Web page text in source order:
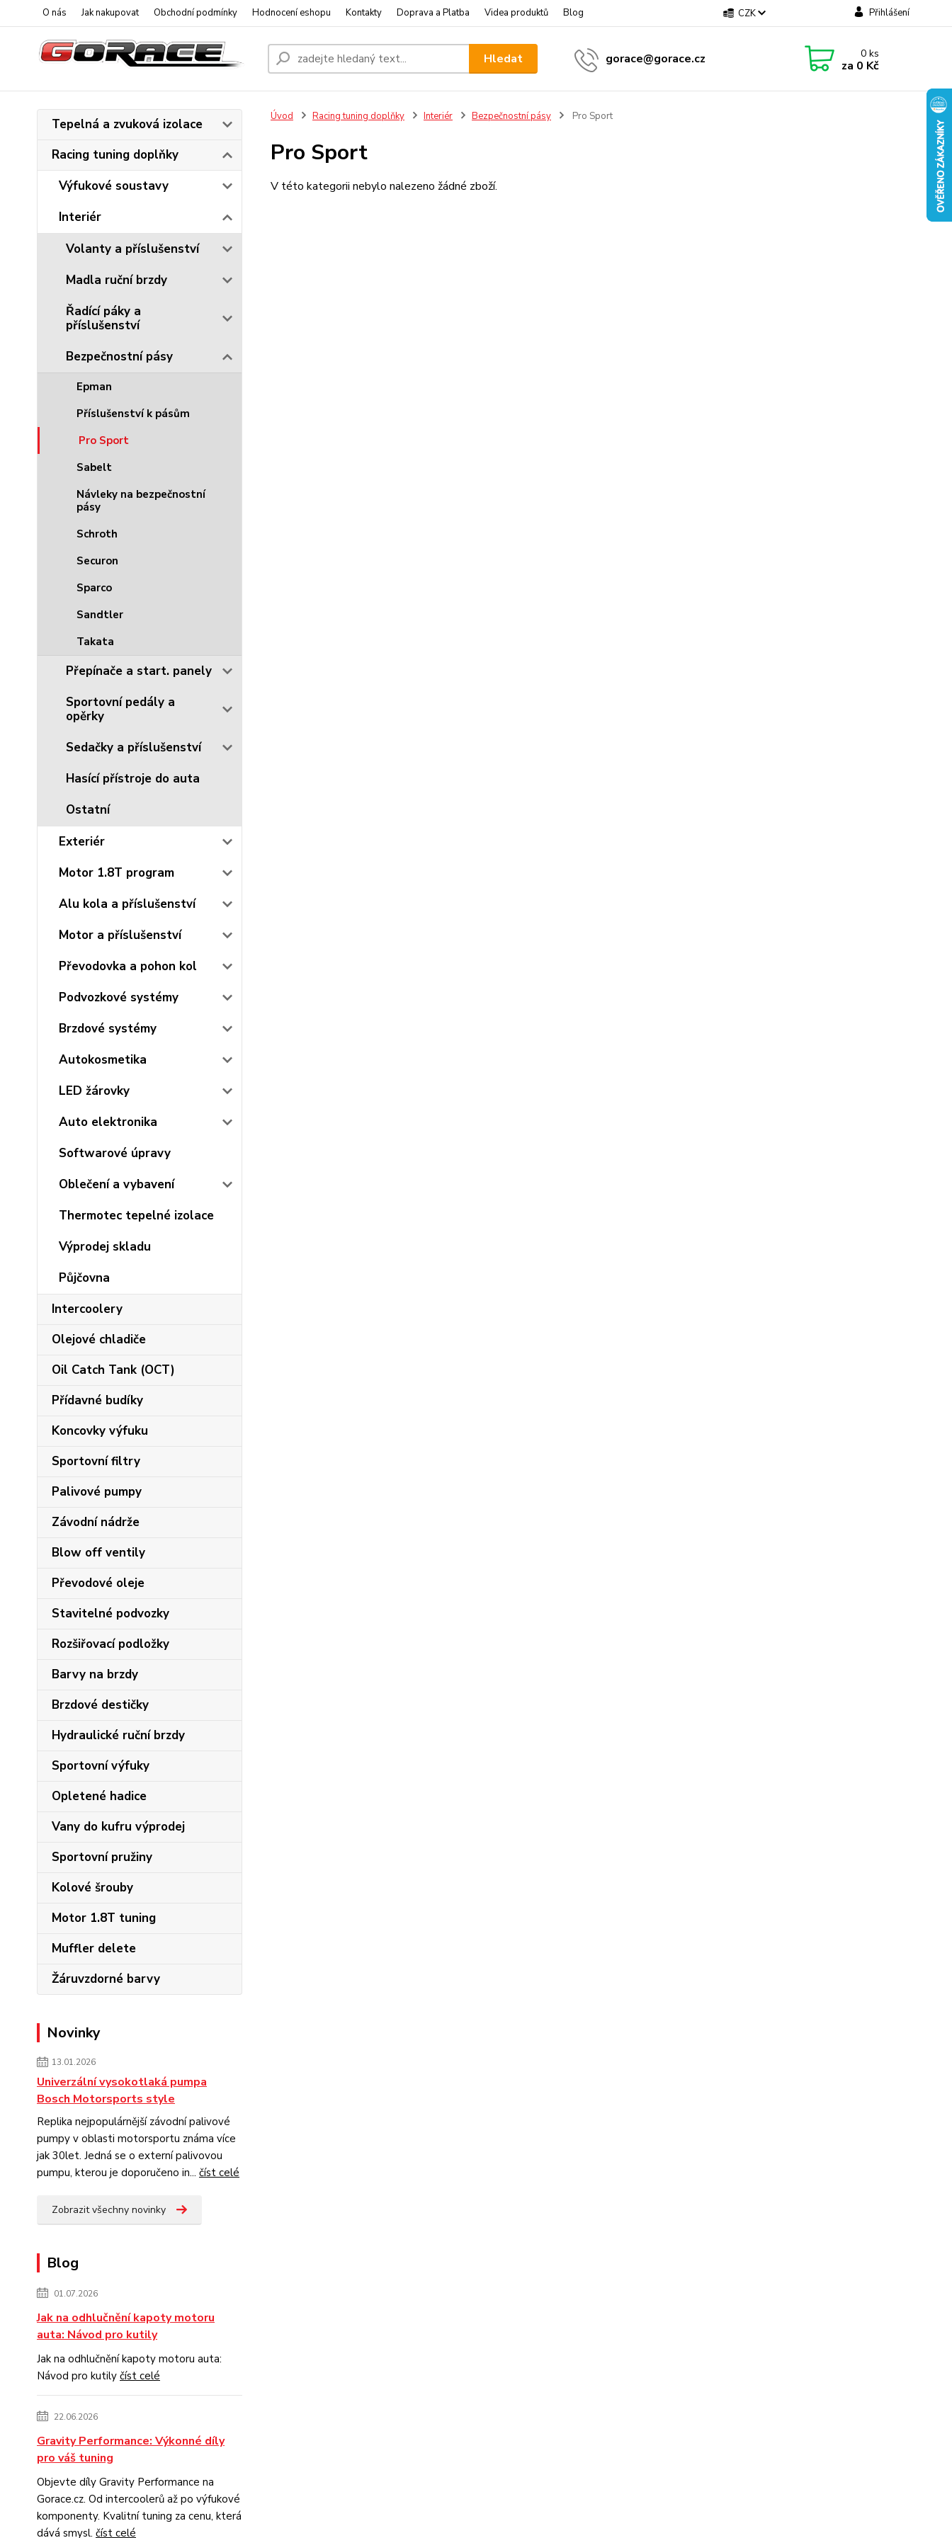
O nás Jak nakupovat Obchodní podmínky Hodnocení eshopu Kontakty Doprava a Platba Videa produktů Blog CZK Přihlášení
Hledat gorace@gorace.cz 0ks
za 0 Kč
Tepelná a zvuková izolace
Racing tuning doplňky
Výfukové soustavy
Interiér
Volanty a příslušenství
Madla ruční brzdy
Řadící páky a
příslušenství
Bezpečnostní pásy
Epman
Příslušenství k pásům
Pro Sport
Sabelt
Návleky na bezpečnostní
pásy
Schroth
Securon
Sparco
Sandtler
Takata
Přepínače a start. panely
Sportovní pedály a
opěrky
Sedačky a příslušenství
Hasící přístroje do auta
Ostatní
Exteriér
Motor 1.8T program
Alu kola a příslušenství
Motor a příslušenství
Převodovka a pohon kol
Podvozkové systémy
Brzdové systémy
Autokosmetika
LED žárovky
Auto elektronika
Softwarové úpravy
Oblečení a vybavení
Thermotec tepelné izolace
Výprodej skladu
Půjčovna
Intercoolery
Olejové chladiče
Oil Catch Tank (OCT)
Přídavné budíky
Koncovky výfuku
Sportovní filtry
Palivové pumpy
Závodní nádrže
Blow off ventily
Převodové oleje
Stavitelné podvozky
Rozšiřovací podložky
Barvy na brzdy
Brzdové destičky
Hydraulické ruční brzdy
Sportovní výfuky
Opletené hadice
Vany do kufru výprodej
Sportovní pružiny
Kolové šrouby
Motor 1.8T tuning
Muffler delete
Žáruvzdorné barvy
Novinky
13.01.2026
Univerzální vysokotlaká pumpa
Bosch Motorsports style
Replika nejpopulárnější závodní palivové
pumpy v oblasti motorsportu známa více
jak 30let. Jedná se o externí palivovou
pumpu, kterou je doporučeno in... číst celé
Zobrazit všechny novinky
Blog
01.07.2026
Jak na odhlučnění kapoty motoru
auta: Návod pro kutily
Jak na odhlučnění kapoty motoru auta:
Návod pro kutily číst celé
22.06.2026
Gravity Performance: Výkonné díly
pro váš tuning
Objevte díly Gravity Performance na
Gorace.cz. Od intercoolerů až po výfukové
komponenty. Kvalitní tuning za cenu, která
dává smysl. číst celé
Úvod Racing tuning doplňky Interiér Bezpečnostní pásy Pro Sport
Pro Sport
V této kategorii nebylo nalezeno žádné zboží.